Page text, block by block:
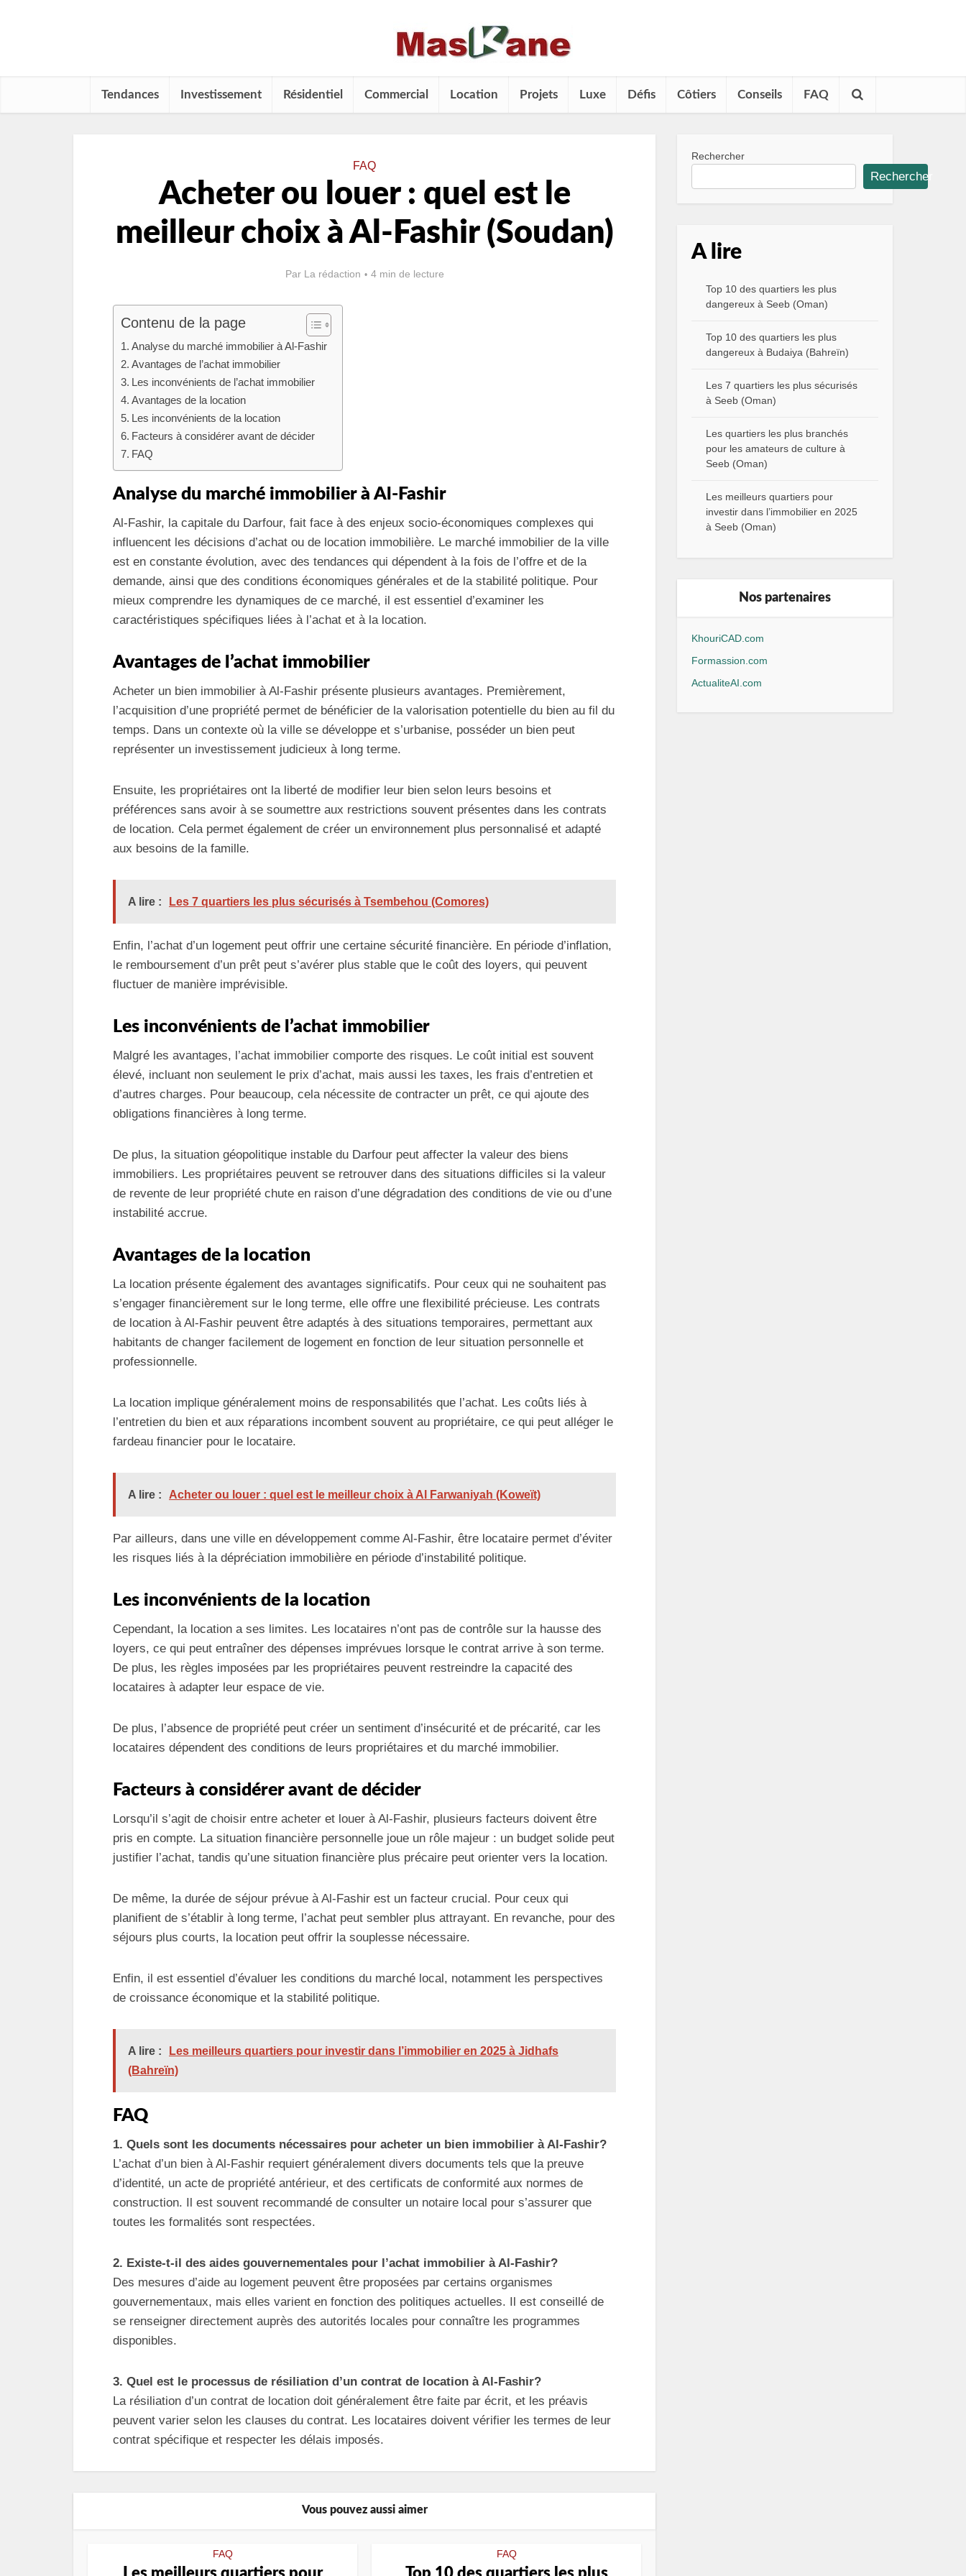
Tendances Investissement Résidentiel Commercial Location Projets Luxe Défis Côtiers Conseils FAQ
FAQ
Acheter ou louer : quel est le
meilleur choix à Al-Fashir (Soudan)
Par La rédaction 4 min de lecture
Contenu de la page
Analyse du marché immobilier à Al-Fashir
Avantages de l’achat immobilier
Les inconvénients de l’achat immobilier
Avantages de la location
Les inconvénients de la location
Facteurs à considérer avant de décider
FAQ
Analyse du marché immobilier à Al-Fashir
Al-Fashir, la capitale du Darfour, fait face à des enjeux socio-économiques complexes qui
influencent les décisions d’achat ou de location immobilière. Le marché immobilier de la ville
est en constante évolution, avec des tendances qui dépendent à la fois de l’offre et de la
demande, ainsi que des conditions économiques générales et de la stabilité politique. Pour
mieux comprendre les dynamiques de ce marché, il est essentiel d’examiner les
caractéristiques spécifiques liées à l’achat et à la location.
Avantages de l’achat immobilier
Acheter un bien immobilier à Al-Fashir présente plusieurs avantages. Premièrement,
l’acquisition d’une propriété permet de bénéficier de la valorisation potentielle du bien au fil du
temps. Dans un contexte où la ville se développe et s’urbanise, posséder un bien peut
représenter un investissement judicieux à long terme.
Ensuite, les propriétaires ont la liberté de modifier leur bien selon leurs besoins et
préférences sans avoir à se soumettre aux restrictions souvent présentes dans les contrats
de location. Cela permet également de créer un environnement plus personnalisé et adapté
aux besoins de la famille.
A lire : Les 7 quartiers les plus sécurisés à Tsembehou (Comores)
Enfin, l’achat d’un logement peut offrir une certaine sécurité financière. En période d’inflation,
le remboursement d’un prêt peut s’avérer plus stable que le coût des loyers, qui peuvent
fluctuer de manière imprévisible.
Les inconvénients de l’achat immobilier
Malgré les avantages, l’achat immobilier comporte des risques. Le coût initial est souvent
élevé, incluant non seulement le prix d’achat, mais aussi les taxes, les frais d’entretien et
d’autres charges. Pour beaucoup, cela nécessite de contracter un prêt, ce qui ajoute des
obligations financières à long terme.
De plus, la situation géopolitique instable du Darfour peut affecter la valeur des biens
immobiliers. Les propriétaires peuvent se retrouver dans des situations difficiles si la valeur
de revente de leur propriété chute en raison d’une dégradation des conditions de vie ou d’une
instabilité accrue.
Avantages de la location
La location présente également des avantages significatifs. Pour ceux qui ne souhaitent pas
s’engager financièrement sur le long terme, elle offre une flexibilité précieuse. Les contrats
de location à Al-Fashir peuvent être adaptés à des situations temporaires, permettant aux
habitants de changer facilement de logement en fonction de leur situation personnelle et
professionnelle.
La location implique généralement moins de responsabilités que l’achat. Les coûts liés à
l’entretien du bien et aux réparations incombent souvent au propriétaire, ce qui peut alléger le
fardeau financier pour le locataire.
A lire : Acheter ou louer : quel est le meilleur choix à Al Farwaniyah (Koweït)
Par ailleurs, dans une ville en développement comme Al-Fashir, être locataire permet d’éviter
les risques liés à la dépréciation immobilière en période d’instabilité politique.
Les inconvénients de la location
Cependant, la location a ses limites. Les locataires n’ont pas de contrôle sur la hausse des
loyers, ce qui peut entraîner des dépenses imprévues lorsque le contrat arrive à son terme.
De plus, les règles imposées par les propriétaires peuvent restreindre la capacité des
locataires à adapter leur espace de vie.
De plus, l’absence de propriété peut créer un sentiment d’insécurité et de précarité, car les
locataires dépendent des conditions de leurs propriétaires et du marché immobilier.
Facteurs à considérer avant de décider
Lorsqu’il s’agit de choisir entre acheter et louer à Al-Fashir, plusieurs facteurs doivent être
pris en compte. La situation financière personnelle joue un rôle majeur : un budget solide peut
justifier l’achat, tandis qu’une situation financière plus précaire peut orienter vers la location.
De même, la durée de séjour prévue à Al-Fashir est un facteur crucial. Pour ceux qui
planifient de s’établir à long terme, l’achat peut sembler plus attrayant. En revanche, pour des
séjours plus courts, la location peut offrir la souplesse nécessaire.
Enfin, il est essentiel d’évaluer les conditions du marché local, notamment les perspectives
de croissance économique et la stabilité politique.
A lire :
Les meilleurs quartiers pour investir dans l’immobilier en 2025 à Jidhafs
(Bahreïn)
FAQ
1. Quels sont les documents nécessaires pour acheter un bien immobilier à Al-Fashir?
L’achat d’un bien à Al-Fashir requiert généralement divers documents tels que la preuve
d’identité, un acte de propriété antérieur, et des certificats de conformité aux normes de
construction. Il est souvent recommandé de consulter un notaire local pour s’assurer que
toutes les formalités sont respectées.
2. Existe-t-il des aides gouvernementales pour l’achat immobilier à Al-Fashir?
Des mesures d’aide au logement peuvent être proposées par certains organismes
gouvernementaux, mais elles varient en fonction des politiques actuelles. Il est conseillé de
se renseigner directement auprès des autorités locales pour connaître les programmes
disponibles.
3. Quel est le processus de résiliation d’un contrat de location à Al-Fashir?
La résiliation d’un contrat de location doit généralement être faite par écrit, et les préavis
peuvent varier selon les clauses du contrat. Les locataires doivent vérifier les termes de leur
contrat spécifique et respecter les délais imposés.
Vous pouvez aussi aimer
FAQ FAQ
Rechercher
Rechercher
A lire
Top 10 des quartiers les plus
dangereux à Seeb (Oman)
Top 10 des quartiers les plus
dangereux à Budaiya (Bahreïn)
Les 7 quartiers les plus sécurisés
à Seeb (Oman)
Les quartiers les plus branchés
pour les amateurs de culture à
Seeb (Oman)
Les meilleurs quartiers pour
investir dans l’immobilier en 2025
à Seeb (Oman)
Nos partenaires
KhouriCAD.com
Formassion.com
ActualiteAI.com